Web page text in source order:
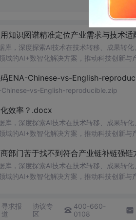
知识图谱精准定位产业需求与技术
，深度探索AI技术在技术转移、成果转
域的AI+数智化解决方案，推动科技创新与
码ENA-Chinese-vs-English-
Chinese-vs-English-reproducible.zip
效率？.docx
，深度探索AI技术在技术转移、成果转
域的AI+数智化解决方案，推动科技创新与
部门苦于找不到符合产业链补链强
，深度探索AI技术在技术转移、成果转
域的AI+数智化解决方案，推动科技创新与
寻求报
道
协议专
区
400-660-
0108